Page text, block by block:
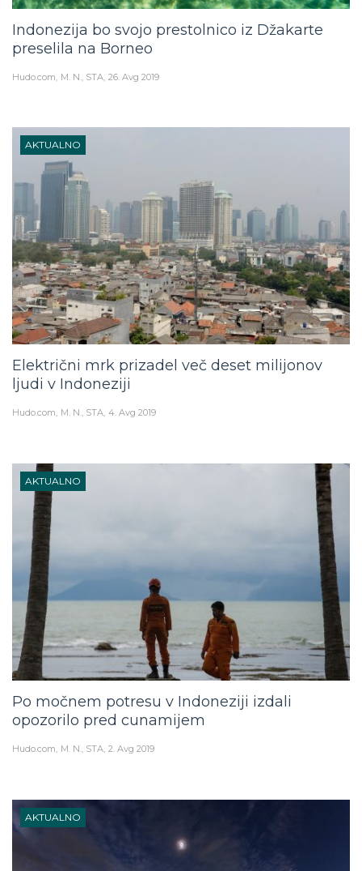
Indonezija bo svojo prestolnico iz Džakarte
preselila na Borneo
Hudo.com M. N., STA 26. Avg 2019
AKTUALNO
Električni mrk prizadel več deset milijonov
ljudi v Indoneziji
Hudo.com M. N., STA 4. Avg 2019
AKTUALNO
Po močnem potresu v Indoneziji izdali
opozorilo pred cunamijem
Hudo.com M. N., STA 2. Avg 2019
AKTUALNO